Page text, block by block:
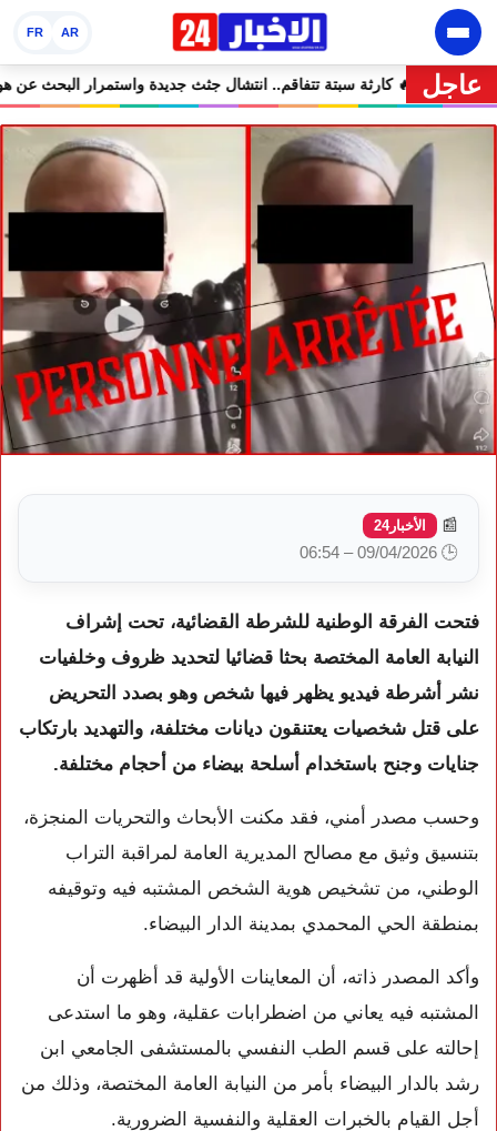
AR
FR
عاجلوكابينات ينطلق في شتنبر🔥 كارثة سبتة تتفاقم.. انتشال جثث جديدة
📰 الأخبار24
🕒 09/04/2026 – 06:54
فتحت الفرقة الوطنية للشرطة القضائية، تحت إشراف
النيابة العامة المختصة بحثا قضائيا لتحديد ظروف وخلفيات
نشر أشرطة فيديو يظهر فيها شخص وهو بصدد التحريض
على قتل شخصيات يعتنقون ديانات مختلفة، والتهديد بارتكاب
جنايات وجنح باستخدام أسلحة بيضاء من أحجام مختلفة.
وحسب مصدر أمني، فقد مكنت الأبحاث والتحريات المنجزة،
بتنسيق وثيق مع مصالح المديرية العامة لمراقبة التراب
الوطني، من تشخيص هوية الشخص المشتبه فيه وتوقيفه
بمنطقة الحي المحمدي بمدينة الدار البيضاء.
وأكد المصدر ذاته، أن المعاينات الأولية قد أظهرت أن
المشتبه فيه يعاني من اضطرابات عقلية، وهو ما استدعى
إحالته على قسم الطب النفسي بالمستشفى الجامعي ابن
رشد بالدار البيضاء بأمر من النيابة العامة المختصة، وذلك من
أجل القيام بالخبرات العقلية والنفسية الضرورية.